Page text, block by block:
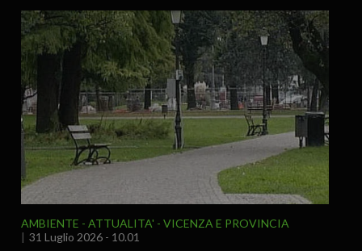
AMBIENTE ATTUALITA'
VICENZA E PROVINCIA
31 Luglio 2026 - 10.01